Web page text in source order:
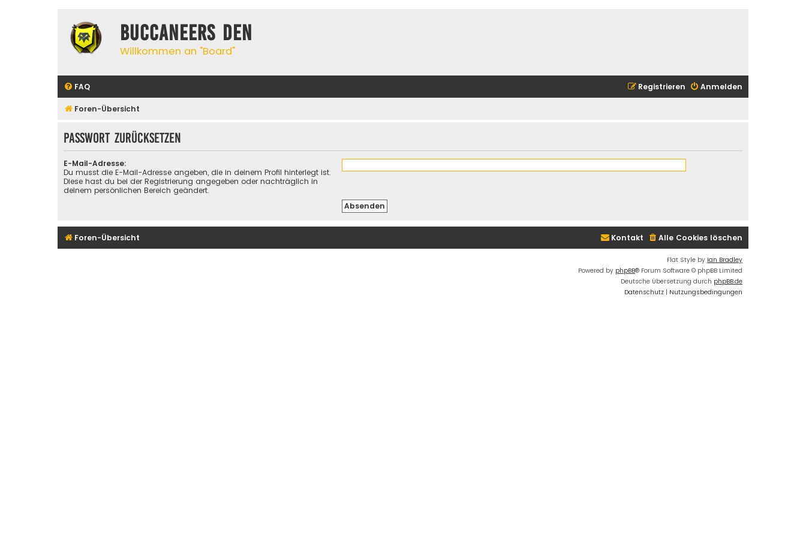
Buccaneers Den
Willkommen an "Board"
FAQ Anmelden
Registrieren
Foren-Übersicht
Passwort zurücksetzen
E-Mail-Adresse:
Du musst die E-Mail-Adresse angeben, die in deinem Profil hinterlegt ist.
Diese hast du bei der Registrierung angegeben oder nachträglich in
deinem persönlichen Bereich geändert.
Foren-Übersicht Alle Cookies löschen
Kontakt
Flat Style by Ian Bradley
Powered by phpBB® Forum Software © phpBB Limited
Deutsche Übersetzung durch phpBB.de
Datenschutz | Nutzungsbedingungen